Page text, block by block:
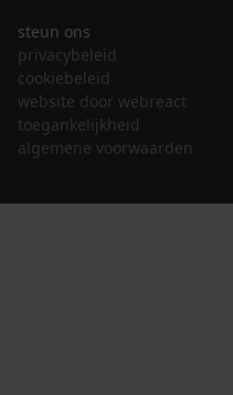
steun ons
privacybeleid
cookiebeleid
website door webreact
toegankelijkheid
algemene voorwaarden